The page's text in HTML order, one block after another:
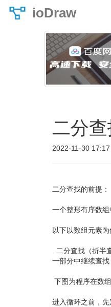
ioDraw
二分查
2022-11-30 17:17
二分查找的前提：
一个整形有序数
以下以数组元素为
二分查找（折半
一部分中继续查
下图为程序在数
进入循环之前，